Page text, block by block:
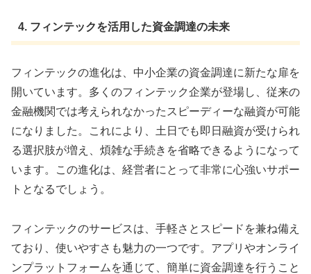
4. フィンテックを活用した資金調達の未来
フィンテックの進化は、中小企業の資金調達に新たな扉を
開いています。多くのフィンテック企業が登場し、従来の
金融機関では考えられなかったスピーディーな融資が可能
になりました。これにより、土日でも即日融資が受けられ
る選択肢が増え、煩雑な手続きを省略できるようになって
います。この進化は、経営者にとって非常に心強いサポー
トとなるでしょう。
フィンテックのサービスは、手軽さとスピードを兼ね備え
ており、使いやすさも魅力の一つです。アプリやオンライ
ンプラットフォームを通じて、簡単に資金調達を行うこと